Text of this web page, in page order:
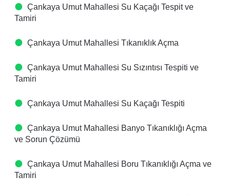
Çankaya Umut Mahallesi Su Kaçağı Tespit ve
Tamiri
Çankaya Umut Mahallesi Tıkanıklık Açma
Çankaya Umut Mahallesi Su Sızıntısı Tespiti ve
Tamiri
Çankaya Umut Mahallesi Su Kaçağı Tespiti
Çankaya Umut Mahallesi Banyo Tıkanıklığı Açma
ve Sorun Çözümü
Çankaya Umut Mahallesi Boru Tıkanıklığı Açma ve
Tamiri